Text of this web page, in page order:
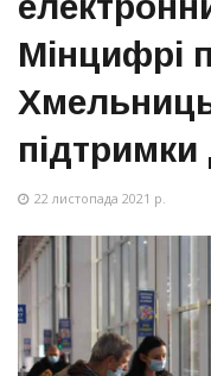
Мінцифрі
підтримки
22 листопада 2021 р.